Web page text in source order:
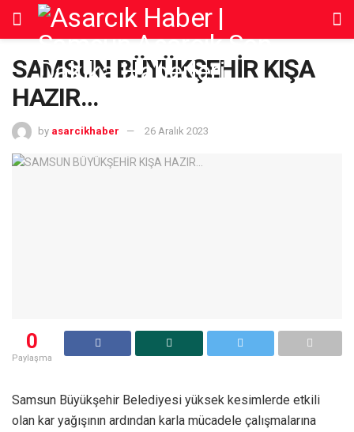
SAMSUN BÜYÜKŞEHİR KIŞA
HAZIR…
by asarcikhaber 26 Aralık 2023
0
Paylaşma
Samsun Büyükşehir Belediyesi yüksek kesimlerde etkili
olan kar yağışının ardından karla mücadele çalışmalarına